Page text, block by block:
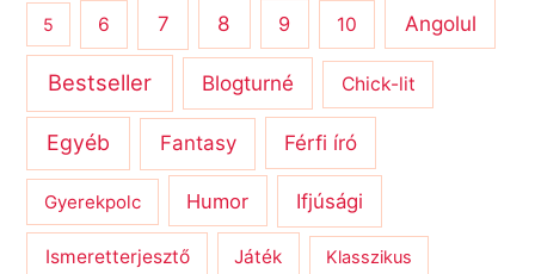
5 6 7 8 9 10 Angolul
Bestseller Blogturné Chick-lit
Egyéb Fantasy Férfi író
Gyerekpolc Humor Ifjúsági
Ismeretterjesztő Játék Klasszikus